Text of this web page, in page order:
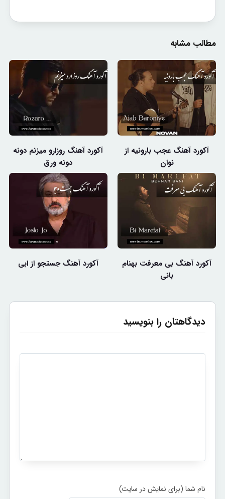
مطالب مشابه
آکورد آهنگ عجب بارونیه از
نوان
آکورد آهنگ روزارو میزنم دونه
دونه ورق
آکورد آهنگ بی معرفت بهنام
بانی
آکورد آهنگ جستجو از ابی
دیدگاهتان را بنویسید